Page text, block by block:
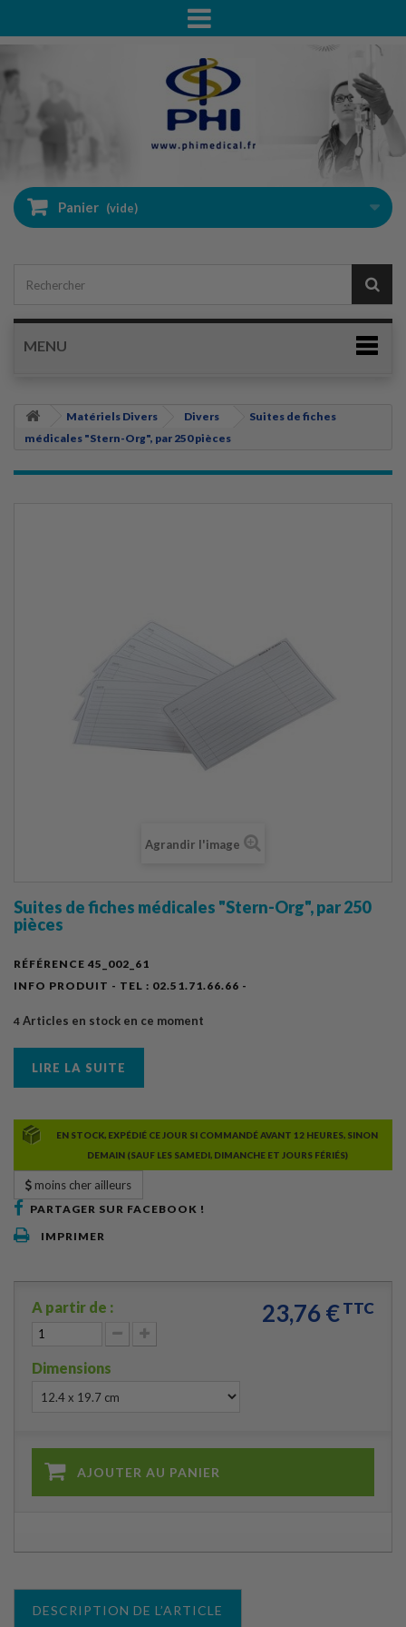
Panier (vide)
MENU
Matériels Divers Divers
Suites de fiches
médicales "Stern-Org", par 250 pièces
Agrandir l'image
Suites de fiches médicales "Stern-Org", par 250
pièces
RÉFÉRENCE 45_002_61
INFO PRODUIT - TEL : 02.51.71.66.66 -
4 Articles en stock en ce moment
LIRE LA SUITE
EN STOCK, EXPÉDIÉ CE JOUR SI COMMANDÉ AVANT 12 HEURES, SINON
DEMAIN (SAUF LES SAMEDI, DIMANCHE ET JOURS FÉRIÉS)
moins cher ailleurs
PARTAGER SUR FACEBOOK !
IMPRIMER
23,76 €TTC
A partir de :
Dimensions
AJOUTER AU PANIER
DESCRIPTION DE L’ARTICLE